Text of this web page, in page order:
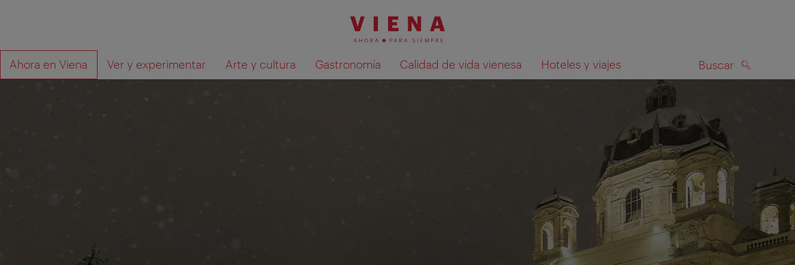
A
la
navegación
Al
contenido
Ahora en Viena Ver y experimentar Arte y cultura Gastronomía Calidad de vida vienesa Hoteles y viajes Buscar
Qué
está
buscando?
BUSCAR